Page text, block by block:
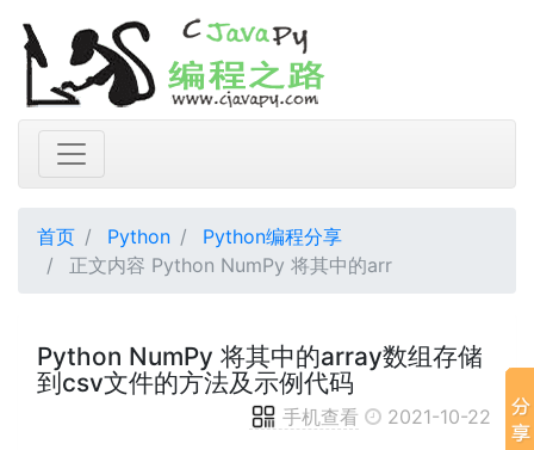
首页 Python
Python编程分享
正文内容 Python NumPy 将其中的arr
Python NumPy 将其中的array数组存储
到csv文件的方法及示例代码
手机查看 2021-10-22